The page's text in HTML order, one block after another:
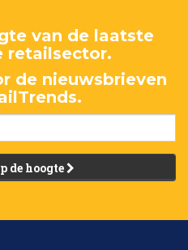
van de laatste
retailsector.
de nieuwsbrieven
de hoogte